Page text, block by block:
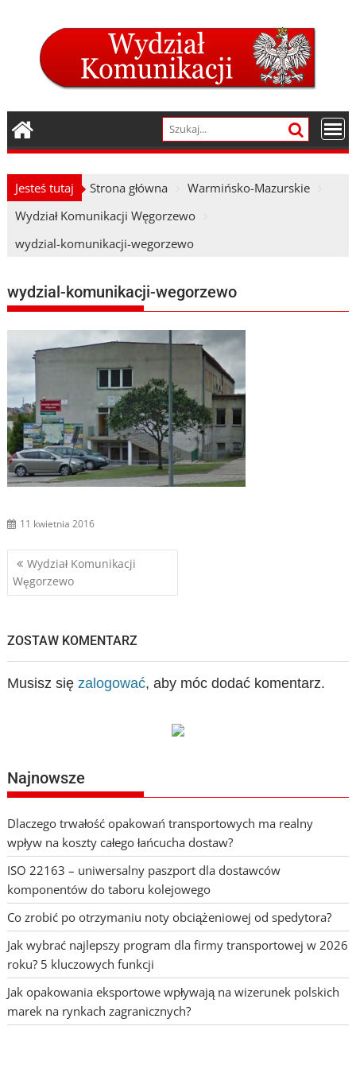
Jesteś tutaj Strona główna
Warmińsko-Mazurskie
Wydział Komunikacji Węgorzewo
wydzial-komunikacji-wegorzewo
wydzial-komunikacji-wegorzewo
11 kwietnia 2016
Nawigacja
wpisu
Wydział Komunikacji
Węgorzewo
ZOSTAW KOMENTARZ
Musisz się zalogować, aby móc dodać komentarz.
Najnowsze
Dlaczego trwałość opakowań transportowych ma realny
wpływ na koszty całego łańcucha dostaw?
ISO 22163 – uniwersalny paszport dla dostawców
komponentów do taboru kolejowego
Co zrobić po otrzymaniu noty obciążeniowej od spedytora?
Jak wybrać najlepszy program dla firmy transportowej w 2026
roku? 5 kluczowych funkcji
Jak opakowania eksportowe wpływają na wizerunek polskich
marek na rynkach zagranicznych?